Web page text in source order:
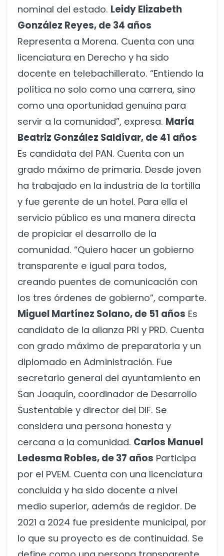
nominal del estado. Leidy Elizabeth
González Reyes, de 34 años
Representa a Morena. Cuenta con una
licenciatura en Derecho y ha sido
docente en telebachillerato. “Entiendo la
política no solo como una carrera, sino
como una oportunidad genuina para
servir a la comunidad”, expresa. María
Beatriz González Saldívar, de 41 años
Es candidata del PAN. Cuenta con un
grado máximo de primaria. Desde joven
ha trabajado en la industria de la tortilla
y fue gerente de un hotel. Para ella el
servicio público es una manera directa
de propiciar el desarrollo de la
comunidad. “Quiero hacer un gobierno
transparente e igual para todos,
creando puentes de comunicación con
los tres órdenes de gobierno”, comparte.
Miguel Martínez Solano, de 51 años Es
candidato de la alianza PRI y PRD. Cuenta
con grado máximo de preparatoria y un
diplomado en Administración. Fue
secretario general del ayuntamiento en
San Joaquín, coordinador de Desarrollo
Sustentable y director del DIF. Se
considera una persona honesta y
cercana a la comunidad. Carlos Manuel
Ledesma Robles, de 37 años Participa
por el PVEM. Cuenta con una licenciatura
concluida y ha sido docente a nivel
medio superior, además de regidor. De
2021 a 2024 fue presidente municipal, por
lo que su proyecto es de continuidad. Se